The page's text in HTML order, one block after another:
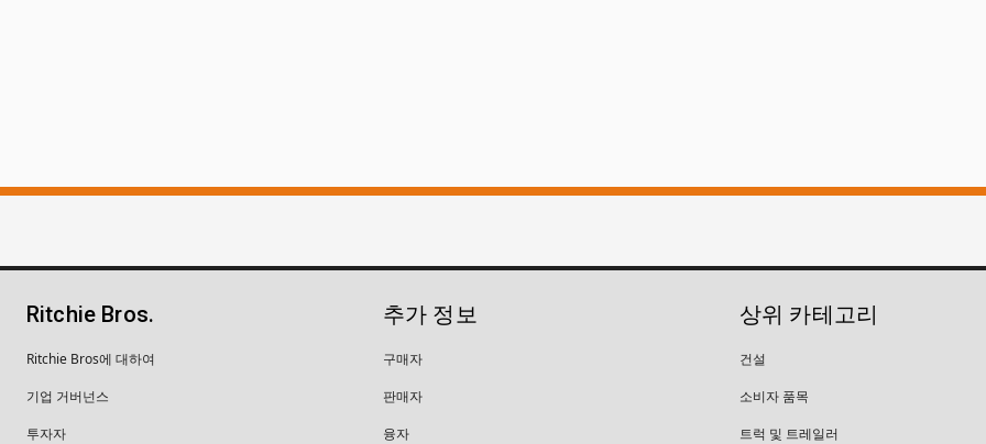
Ritchie Bros.
Ritchie Bros에 대하여
기업 거버넌스
투자자
추가 정보
구매자
판매자
융자
상위 카테고리
건설
소비자 품목
트럭 및 트레일러